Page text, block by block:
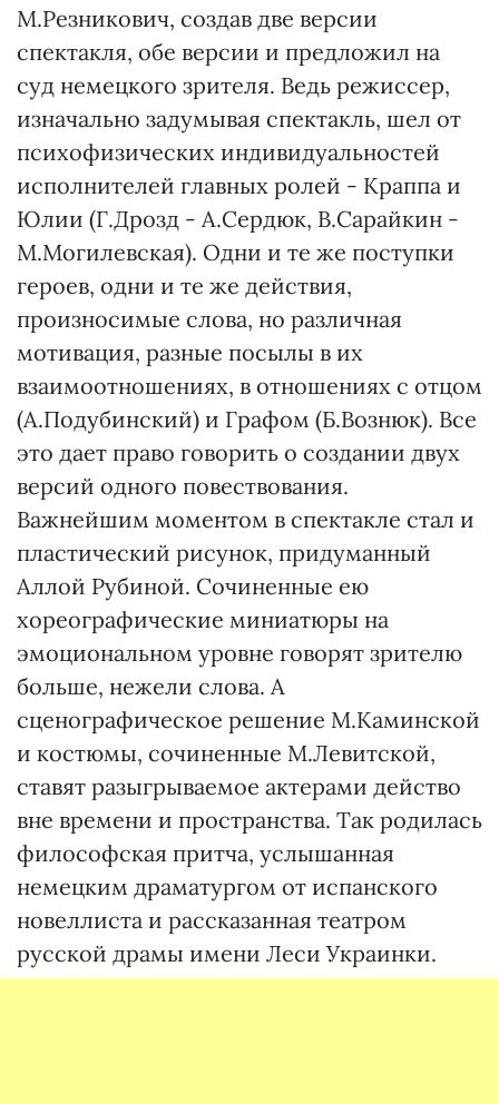
М.Резникович, создав две версии
спектакля, обе версии и предложил на
суд немецкого зрителя. Ведь режиссер,
изначально задумывая спектакль, шел от
психофизических индивидуальностей
исполнителей главных ролей - Краппа и
Юлии (Г.Дрозд - А.Сердюк, В.Сарайкин -
М.Могилевская). Одни и те же поступки
героев, одни и те же действия,
произносимые слова, но различная
мотивация, разные посылы в их
взаимоотношениях, в отношениях с отцом
(А.Подубинский) и Графом (Б.Вознюк). Все
это дает право говорить о создании двух
версий одного повествования.
Важнейшим моментом в спектакле стал и
пластический рисунок, придуманный
Аллой Рубиной. Сочиненные ею
хореографические миниатюры на
эмоциональном уровне говорят зрителю
больше, нежели слова. А
сценографическое решение М.Каминской
и костюмы, сочиненные М.Левитской,
ставят разыгрываемое актерами действо
вне времени и пространства. Так родилась
философская притча, услышанная
немецким драматургом от испанского
новеллиста и рассказанная театром
русской драмы имени Леси Украинки.